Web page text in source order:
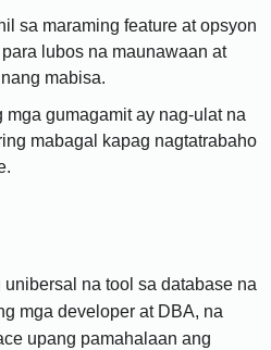
sa maraming feature at opsyon
lubos na maunawaan at
mabisa.
mga gumagamit ay nag-ulat na
mabagal kapag nagtatrabaho
na tool sa database na
mga developer at DBA, na
upang pamahalaan ang